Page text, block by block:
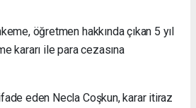
öğretmen hakkında çıkan 5 yıl
kararı ile para cezasına
eden Necla Coşkun, karar itiraz